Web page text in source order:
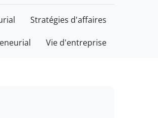
Stratégies d'affaires
Vie d'entreprise